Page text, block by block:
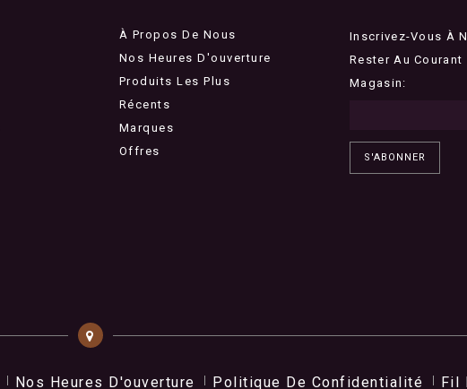
À Propos De Nous
Nos Heures D'ouverture
Produits Les Plus
Récents
Marques
Offres
Inscrivez-Vous À
Rester Au Courant
Magasin:
S'ABONNER
Nos Heures D'ouverture Politique De Confidentialité Fil